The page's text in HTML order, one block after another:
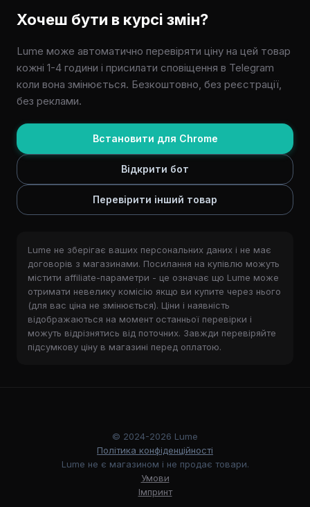
Хочеш бути в курсі змін?
Lume може автоматично перевіряти ціну на цей товар
кожні 1-4 години і присилати сповіщення в Telegram
коли вона змінюється. Безкоштовно, без реєстрації,
без реклами.
Встановити для Chrome
Відкрити бот
Перевірити інший товар
Lume не зберігає ваших персональних даних і не має
договорів з магазинами. Посилання на купівлю можуть
містити affiliate-параметри - це означає що Lume може
отримати невелику комісію якщо ви купите через нього
(для вас ціна не змінюється). Ціни і наявність
відображаються на момент останньої перевірки і
можуть відрізнятись від поточних. Завжди перевіряйте
підсумкову ціну в магазині перед оплатою.
© 2024-2026 Lume
Політика конфіденційності
Lume не є магазином і не продає товари.
Умови
Імпринт